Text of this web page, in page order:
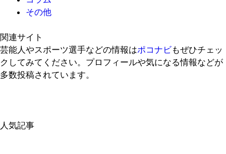
その他
関連サイト
芸能人やスポーツ選手などの情報はポコナビもぜひチェッ
クしてみてください。プロフィールや気になる情報などが
多数投稿されています。
人気記事